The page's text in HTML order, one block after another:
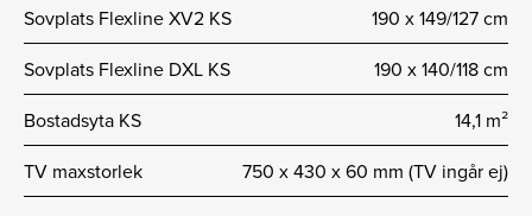
Sovplats Flexline XV2 KS
190 x 149/127 cm
Sovplats Flexline DXL KS
190 x 140/118 cm
Bostadsyta KS
14,1 m²
TV maxstorlek
750 x 430 x 60 mm (TV ingår ej)